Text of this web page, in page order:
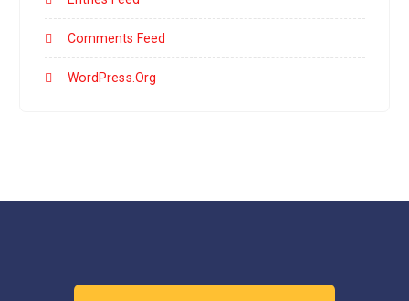
Comments Feed
WordPress.org